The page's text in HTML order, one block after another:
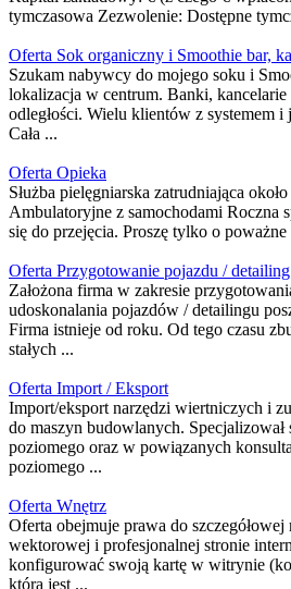
tymczasowa Zezwolenie: Dostępne
Oferta Sok organiczny i Smoothie bar,
Szukam nabywcy do mojego soku i
lokalizacja w centrum. Banki,
odległości. Wielu klientów z systemem
Cała ...
Oferta Opieka
Służba pielęgniarska zatrudniająca
Ambulatoryjne z samochodami Roczna
się do przejęcia. Proszę tylko o poważne
Oferta Przygotowanie pojazdu /
Założona firma w zakresie
udoskonalania pojazdów / detailingu
Firma istnieje od roku. Od tego czasu
stałych ...
Oferta Import / Eksport
Import/eksport narzędzi wiertniczych i
do maszyn budowlanych.
poziomego oraz w powiązanych
poziomego ...
Oferta Wnętrz
Oferta obejmuje prawa do
wektorowej i profesjonalnej stronie
konfigurować swoją kartę w witrynie
która jest ...